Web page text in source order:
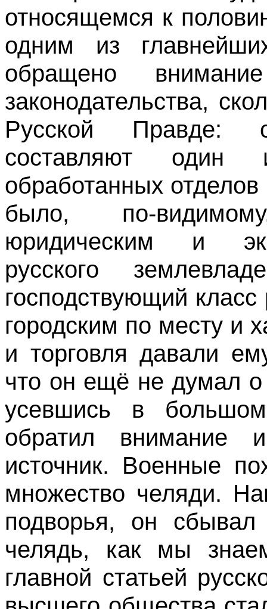
относящемся к
одним из
обращено
законодательства,
Русской Правде:
составляют
обработанных
было, по-
юридическим и
русского
господствующий класс
городским по месту и
и торговля давали
что он ещё не думал
усевшись в
обратил внимание
источник. Военные
множество челяди.
подворья, он
челядь, как мы
главной статьей